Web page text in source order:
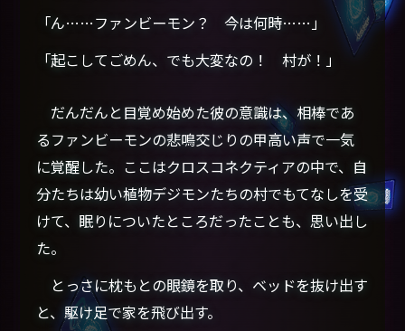
「ん……ファンビーモン？ 今は何時……」
「起こしてごめん、でも大変なの！ 村が！」
だんだんと目覚め始めた彼の意識は、相棒であ
るファンビーモンの悲鳴交じりの甲高い声で一気
に覚醒した。ここはクロスコネクティアの中で、自
分たちは幼い植物デジモンたちの村でもてなしを受
けて、眠りについたところだったことも、思い出し
た。
とっさに枕もとの眼鏡を取り、ベッドを抜け出す
と、駆け足で家を飛び出す。